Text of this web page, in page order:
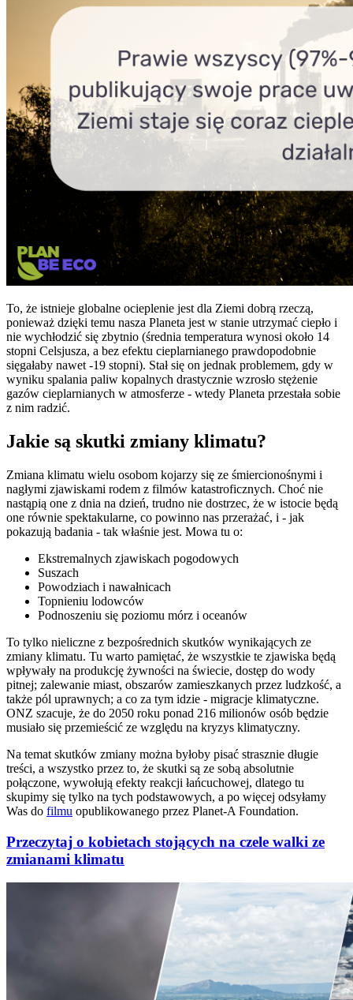
To, że istnieje globalne ocieplenie jest dla Ziemi dobrą rzeczą,
ponieważ dzięki temu nasza Planeta jest w stanie utrzymać ciepło i
nie wychłodzić się zbytnio (średnia temperatura wynosi około 14
stopni Celsjusza, a bez efektu cieplarnianego prawdopodobnie
sięgałaby nawet -19 stopni). Stał się on jednak problemem, gdy w
wyniku spalania paliw kopalnych drastycznie wzrosło stężenie
gazów cieplarnianych w atmosferze - wtedy Planeta przestała sobie
z nim radzić.
Jakie są skutki zmiany klimatu?
Zmiana klimatu wielu osobom kojarzy się ze śmiercionośnymi i
nagłymi zjawiskami rodem z filmów katastroficznych. Choć nie
nastąpią one z dnia na dzień, trudno nie dostrzec, że w istocie będą
one równie spektakularne, co powinno nas przerażać, i - jak
pokazują badania - tak właśnie jest. Mowa tu o:
Ekstremalnych zjawiskach pogodowych
Suszach
Powodziach i nawałnicach
Topnieniu lodowców
Podnoszeniu się poziomu mórz i oceanów
To tylko nieliczne z bezpośrednich skutków wynikających ze
zmiany klimatu. Tu warto pamiętać, że wszystkie te zjawiska będą
wpływały na produkcję żywności na świecie, dostęp do wody
pitnej; zalewanie miast, obszarów zamieszkanych przez ludzkość, a
także pól uprawnych; a co za tym idzie - migracje klimatyczne.
ONZ szacuje, że do 2050 roku ponad 216 milionów osób będzie
musiało się przemieścić ze względu na kryzys klimatyczny.
Na temat skutków zmiany można byłoby pisać strasznie długie
treści, a wszystko przez to, że skutki są ze sobą absolutnie
połączone, wywołują efekty reakcji łańcuchowej, dlatego tu
skupimy się tylko na tych podstawowych, a po więcej odsyłamy
Was do filmu opublikowanego przez Planet-A Foundation.
Przeczytaj o kobietach stojących na czele walki ze
zmianami klimatu